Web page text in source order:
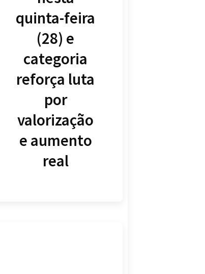
quinta-feira
(28) e
categoria
reforça luta
por
valorização
e aumento
real